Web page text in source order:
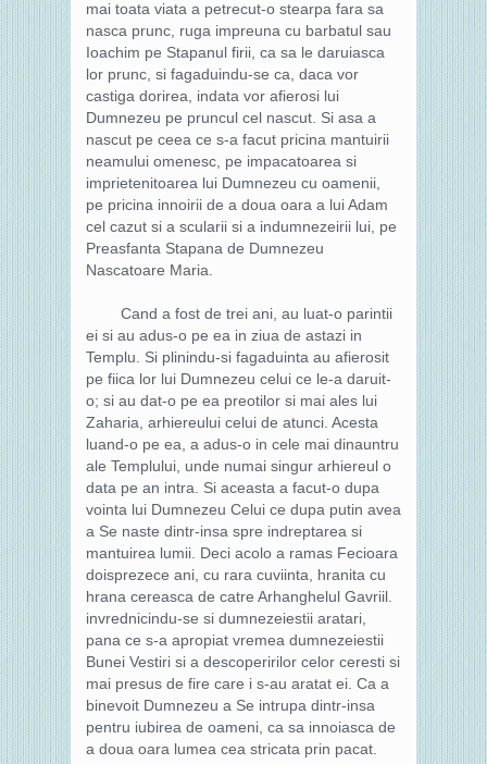
mai toata viata a petrecut-o stearpa fara sa
nasca prunc, ruga impreuna cu barbatul sau
Ioachim pe Stapanul firii, ca sa le daruiasca
lor prunc, si fagaduindu-se ca, daca vor
castiga dorirea, indata vor afierosi lui
Dumnezeu pe pruncul cel nascut. Si asa a
nascut pe ceea ce s-a facut pricina mantuirii
neamului omenesc, pe impacatoarea si
imprietenitoarea lui Dumnezeu cu oamenii,
pe pricina innoirii de a doua oara a lui Adam
cel cazut si a scularii si a indumnezeirii lui, pe
Preasfanta Stapana de Dumnezeu
Nascatoare Maria.
Cand a fost de trei ani, au luat-o parintii
ei si au adus-o pe ea in ziua de astazi in
Templu. Si plinindu-si fagaduinta au afierosit
pe fiica lor lui Dumnezeu celui ce le-a daruit-
o; si au dat-o pe ea preotilor si mai ales lui
Zaharia, arhiereului celui de atunci. Acesta
luand-o pe ea, a adus-o in cele mai dinauntru
ale Templului, unde numai singur arhiereul o
data pe an intra. Si aceasta a facut-o dupa
vointa lui Dumnezeu Celui ce dupa putin avea
a Se naste dintr-insa spre indreptarea si
mantuirea lumii. Deci acolo a ramas Fecioara
doisprezece ani, cu rara cuviinta, hranita cu
hrana cereasca de catre Arhanghelul Gavriil.
invrednicindu-se si dumnezeiestii aratari,
pana ce s-a apropiat vremea dumnezeiestii
Bunei Vestiri si a descoperirilor celor ceresti si
mai presus de fire care i s-au aratat ei. Ca a
binevoit Dumnezeu a Se intrupa dintr-insa
pentru iubirea de oameni, ca sa innoiasca de
a doua oara lumea cea stricata prin pacat.